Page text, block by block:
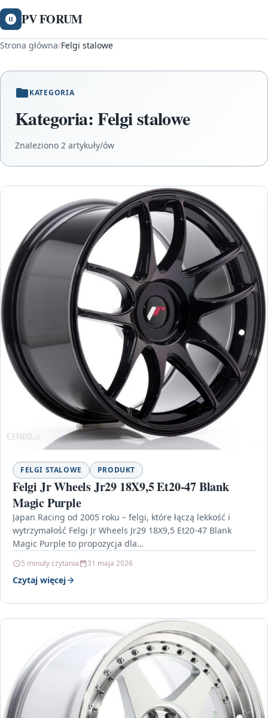
PV FORUM
Strona główna/Felgi stalowe
KATEGORIA
Kategoria:Felgi stalowe
Znaleziono 2 artykuły/ów
FELGI STALOWE PRODUKT
Felgi Jr Wheels Jr29 18X9,5 Et20-47 Blank
Magic Purple
Japan Racing od 2005 roku – felgi, które łączą lekkość i
wytrzymałość Felgi Jr Wheels Jr29 18X9,5 Et20-47 Blank
Magic Purple to propozycja dla…
5 minuty czytania 31 maja 2026
Czytaj więcej